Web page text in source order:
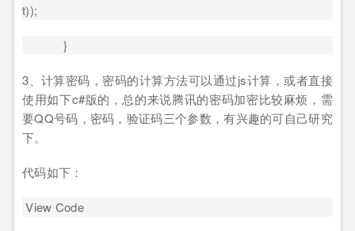
t));
}
3 、计算密码，密码的计算方法可以通过js计算，或者直接
使用如下c#版的，总的来说腾讯的密码加密比较麻烦，需
要QQ号码，密码，验证码三个参数，有兴趣的可自己研究
下。
代码如下：
View Code